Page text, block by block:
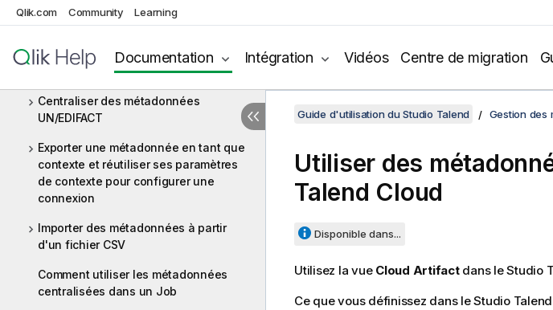
Qlik.com Community Learning
Documentation Intégration Vidéos Centre de migration
Centraliser une règle de validation
Utilisation du mapper hiérarchique
Centraliser des métadonnées
UN/EDIFACT
Exporter une métadonnée en tant que
contexte et réutiliser ses paramètres
de contexte pour configurer une
connexion
Importer des métadonnées à partir
d'un fichier CSV
Comment utiliser les métadonnées
centralisées dans un Job
Guide d'utilisation du Studio Talend Gestion des
Utiliser des
Talend Cloud
Disponible dans...
Utilisez la vue Cloud Artifactdans leStudio
Ce que vous définissez dans leStudio Talend